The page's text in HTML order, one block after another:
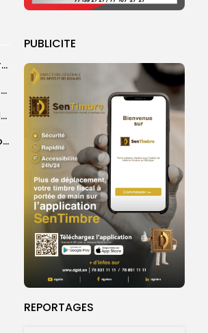
PUBLICITE
REPORTAGES
Magal Touba : dans les coulisses de la restauration de la presse...
Politique de la jeunesse : la CEDEAO adopte son plan d’actions stratégiques...
Grand Magal de Touba : La CSU au plus près des pèlerins
Magal 2026 : près de 20 000 pèlerins transportés vers Touba en...